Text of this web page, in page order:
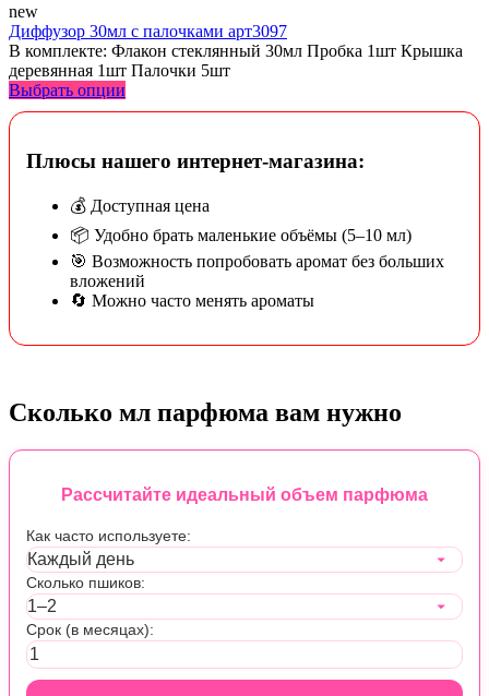
new
Диффузор 30мл с палочками арт3097
В комплекте: Флакон стеклянный 30мл Пробка 1шт Крышка
деревянная 1шт Палочки 5шт
Выбрать опции
Плюсы нашего интернет-магазина:
💰 Доступная цена
📦 Удобно брать маленькие объёмы (5–10 мл)
🎯 Возможность попробовать аромат без больших
вложений
🔄 Можно часто менять ароматы
Сколько мл парфюма вам нужно
Рассчитайте идеальный объем парфюма
Как часто используете:
Сколько пшиков:
Срок (в месяцах):